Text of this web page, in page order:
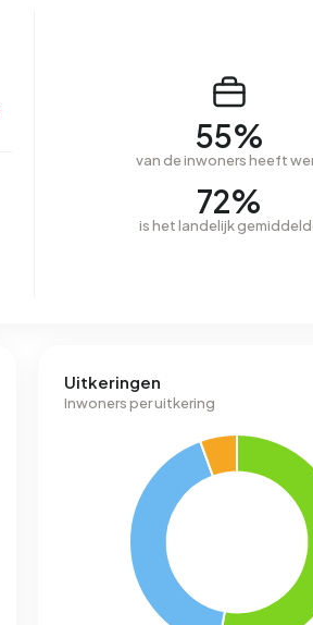
55%
van de inwoners heeft
72%
is het landelijk
Uitkeringen
Inwoners per uitkering